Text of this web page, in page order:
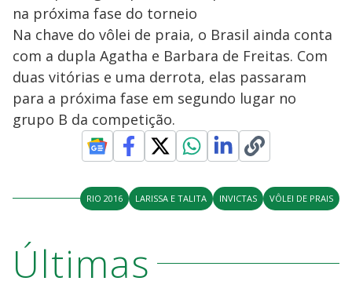
na próxima fase do torneio
Na chave do vôlei de praia, o Brasil ainda conta
com a dupla Agatha e Barbara de Freitas. Com
duas vitórias e uma derrota, elas passaram
para a próxima fase em segundo lugar no
grupo B da competição.
RIO 2016 LARISSA E TALITA INVICTAS VÔLEI DE PRAIS
Últimas